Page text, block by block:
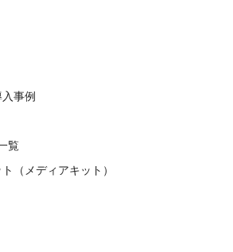
事例
覧
（メディアキット）